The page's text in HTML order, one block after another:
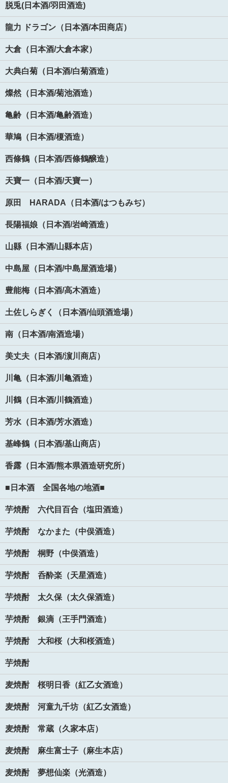
脱兎(日本酒/羽田酒造)
龍力 ドラゴン（日本酒/本田商店）
大倉（日本酒/大倉本家）
大典白菊（日本酒/白菊酒造）
燦然（日本酒/菊池酒造）
亀齢（日本酒/亀齢酒造）
華鳩（日本酒/榎酒造）
西條鶴（日本酒/西條鶴醸造）
天寶一（日本酒/天寶一）
原田 HARADA（日本酒/はつもみぢ）
長陽福娘（日本酒/岩崎酒造）
山縣（日本酒/山縣本店）
中島屋（日本酒/中島屋酒造場）
豊能梅（日本酒/高木酒造）
土佐しらぎく（日本酒/仙頭酒造場）
南（日本酒/南酒造場）
美丈夫（日本酒/濵川商店）
川亀（日本酒/川亀酒造）
川鶴（日本酒/川鶴酒造）
芳水（日本酒/芳水酒造）
基峰鶴（日本酒/基山商店）
香露（日本酒/熊本県酒造研究所）
■日本酒 全国各地の地酒■
芋焼酎 六代目百合（塩田酒造）
芋焼酎 なかまた（中俣酒造）
芋焼酎 桐野（中俣酒造）
芋焼酎 呑酔楽（天星酒造）
芋焼酎 太久保（太久保酒造）
芋焼酎 銀滴（王手門酒造）
芋焼酎 大和桜（大和桜酒造）
芋焼酎
麦焼酎 桜明日香（紅乙女酒造）
麦焼酎 河童九千坊（紅乙女酒造）
麦焼酎 常蔵（久家本店）
麦焼酎 麻生富士子（麻生本店）
麦焼酎 夢想仙楽（光酒造）